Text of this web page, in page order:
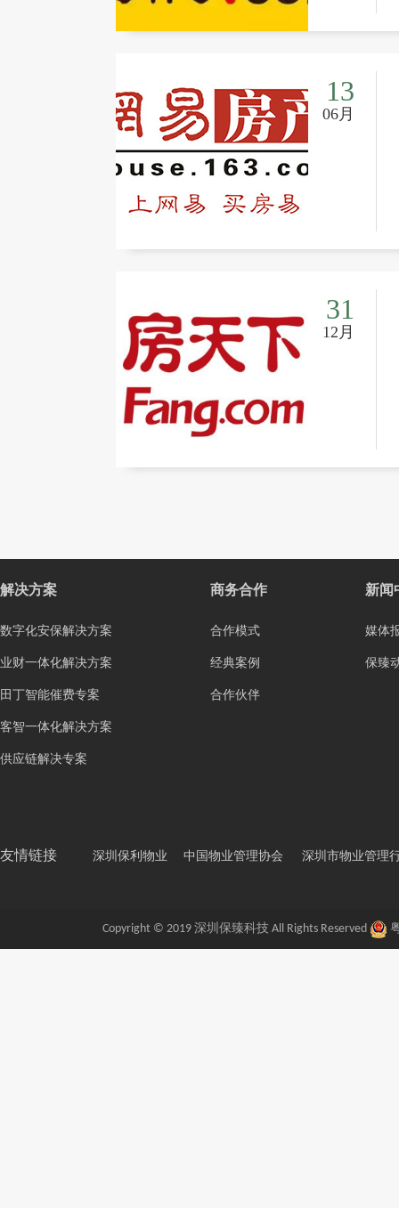
13
06月
31
12月
解决方案
数字化安保解决方案
业财一体化解决方案
田丁智能催费专案
客智一体化解决方案
供应链解决专案
商务合作
合作模式
经典案例
合作伙伴
新闻
媒体
保臻
友情链接 深圳保利物业 中国物业管理协会 深圳市物业管理
Copyright © 2019 深圳保臻科技 All Rights Reserved